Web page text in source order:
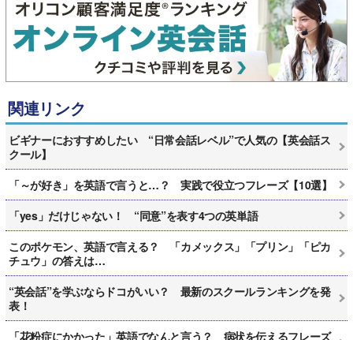
関連リンク
ビギナーにおすすめしたい “日常会話レベル”で人気の【英会話ス
クール】
「～が好き」を英語で言うと…？ 実践で役立つフレーズ【10選】
「yes」だけじゃない！ “同意”を表す4つの英単語
このポケモン、英語で言える？ 「カメックス」「プリン」「ピカ
チュウ」の答えは…
“英会話”を学ぶならドコがいい？ 最新のスクールランキングを発
表！
「花粉症にかかった」英語でなんと言う？ 病状を伝えるフレーズ